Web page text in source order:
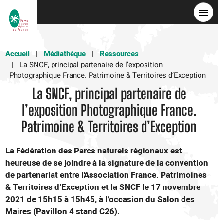
Accueil
Médiathèque
Ressources
La SNCF, principal partenaire de l’exposition
Photographique France. Patrimoine & Territoires d’Exception
La SNCF, principal partenaire de
l’exposition Photographique France.
Patrimoine & Territoires d’Exception
La Fédération des Parcs naturels régionaux est
heureuse de se joindre à la signature de la convention
de partenariat entre l'Association France. Patrimoines
& Territoires d’Exception et la SNCF le 17 novembre
2021 de 15h15 à 15h45, à l’occasion du Salon des
Maires (Pavillon 4 stand C26).